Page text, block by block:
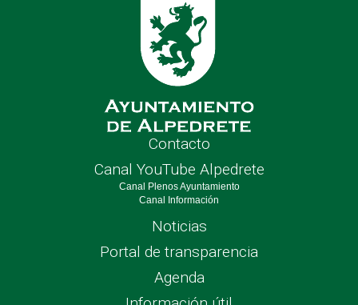
Contacto
Canal YouTube Alpedrete
Canal Plenos Ayuntamiento
Canal Información
Noticias
Portal de transparencia
Agenda